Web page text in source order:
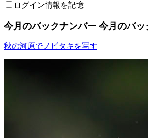
ログイン情報を記憶
今月のバックナンバー 今月のバッ
秋の河原でノビタキを写す